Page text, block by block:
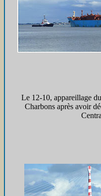
Le 12-10, appareillage
Charbons après avoir